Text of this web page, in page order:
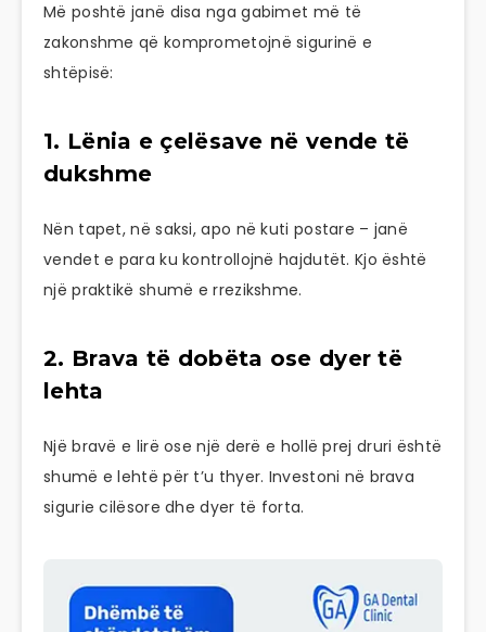
Më poshtë janë disa nga gabimet më të
zakonshme që komprometojnë sigurinë e
shtëpisë:
1. Lënia e çelësave në vende të
dukshme
Nën tapet, në saksi, apo në kuti postare – janë
vendet e para ku kontrollojnë hajdutët. Kjo është
një praktikë shumë e rrezikshme.
2. Brava të dobëta ose dyer të
lehta
Një bravë e lirë ose një derë e hollë prej druri është
shumë e lehtë për t’u thyer. Investoni në brava
sigurie cilësore dhe dyer të forta.